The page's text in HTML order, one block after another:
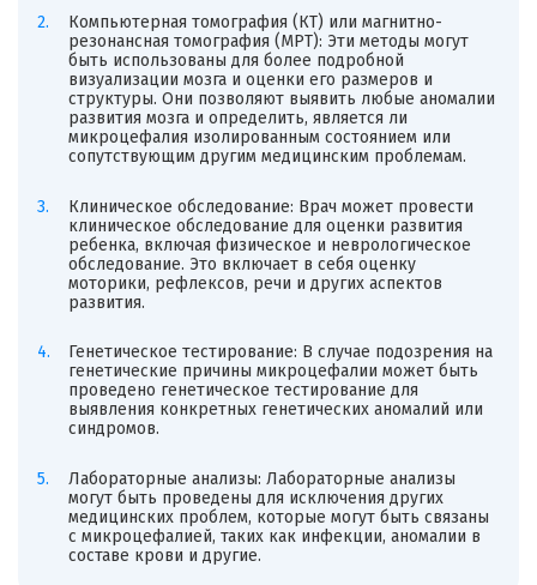
Компьютерная томография (КТ) или магнитно-
резонансная томография (МРТ): Эти методы могут
быть использованы для более подробной
визуализации мозга и оценки его размеров и
структуры. Они позволяют выявить любые аномалии
развития мозга и определить, является ли
микроцефалия изолированным состоянием или
сопутствующим другим медицинским проблемам.
Клиническое обследование: Врач может провести
клиническое обследование для оценки развития
ребенка, включая физическое и неврологическое
обследование. Это включает в себя оценку
моторики, рефлексов, речи и других аспектов
развития.
Генетическое тестирование: В случае подозрения на
генетические причины микроцефалии может быть
проведено генетическое тестирование для
выявления конкретных генетических аномалий или
синдромов.
Лабораторные анализы: Лабораторные анализы
могут быть проведены для исключения других
медицинских проблем, которые могут быть связаны
с микроцефалией, таких как инфекции, аномалии в
составе крови и другие.